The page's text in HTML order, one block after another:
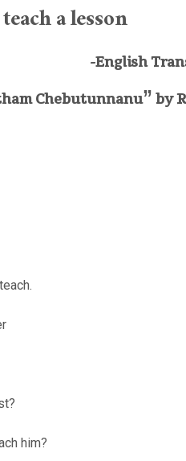
a lesson
-English
Chebutunnanu” by
him?